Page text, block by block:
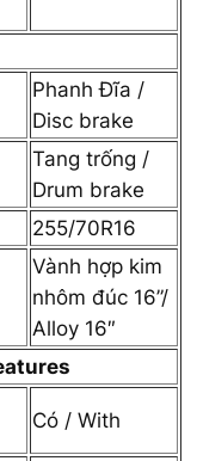
Phanh Đĩa /
Disc brake
Tang trống /
Drum brake
255/70R16
Vành hợp kim
nhôm đúc 16”/
Alloy 16″
Có / With